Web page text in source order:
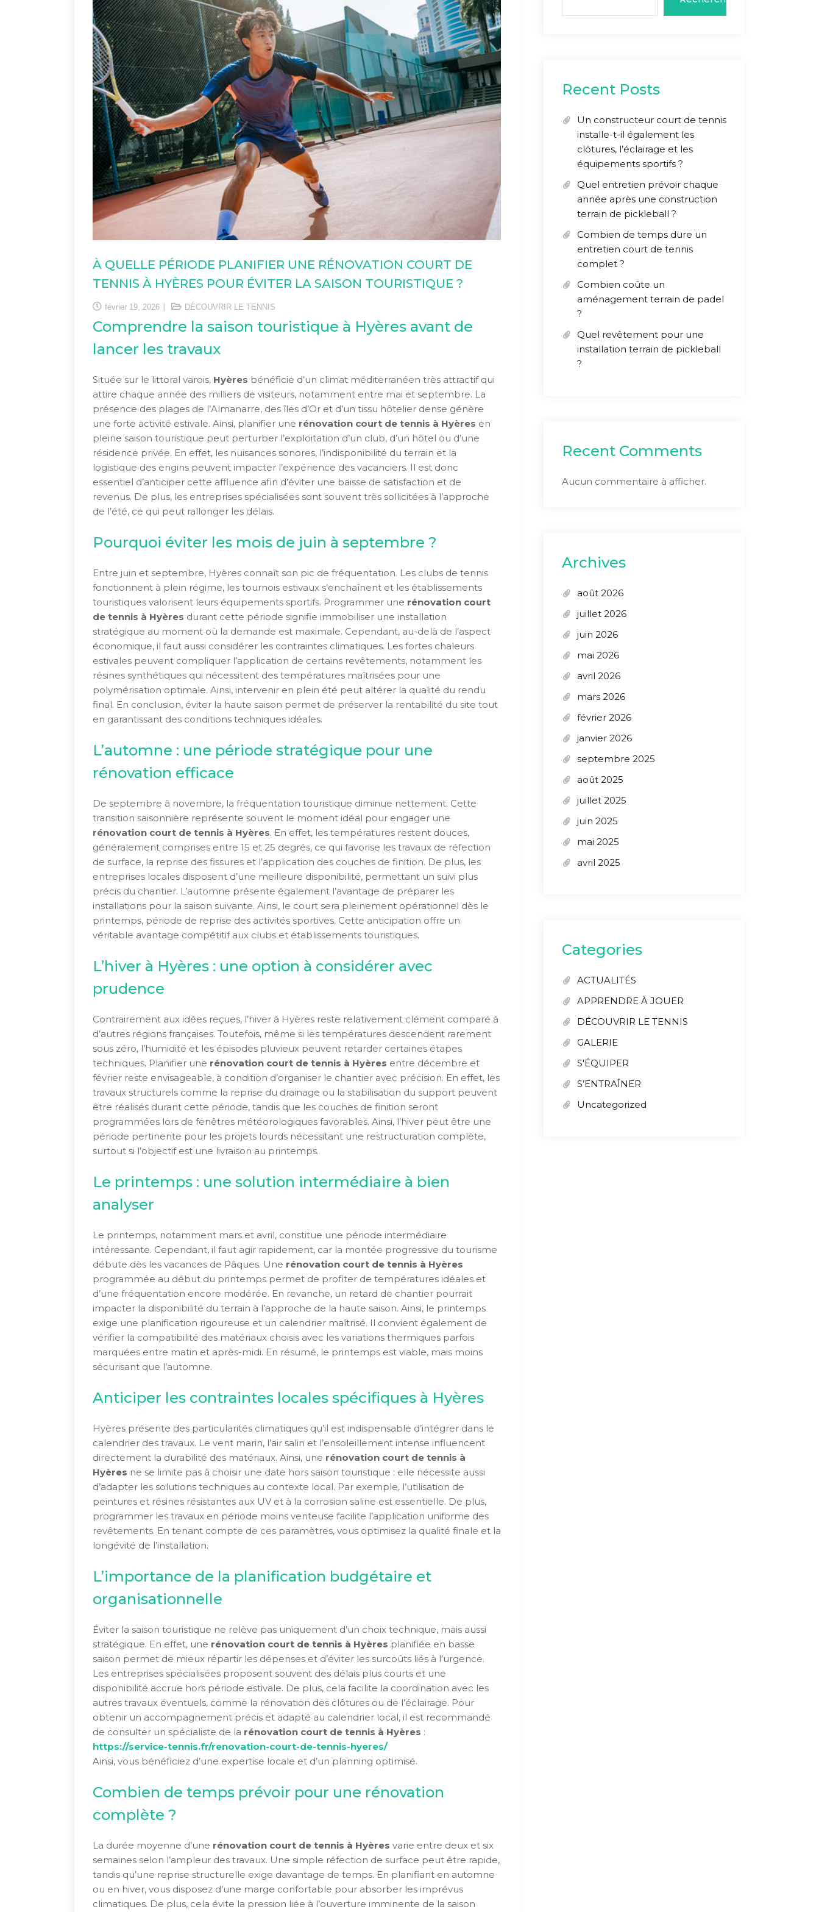
À QUELLE PÉRIODE PLANIFIER UNE RÉNOVATION COURT DE
TENNIS À HYÈRES POUR ÉVITER LA SAISON TOURISTIQUE ?
février 19, 2026 DÉCOUVRIR LE TENNIS
Comprendre la saison touristique à Hyères avant de
lancer les travaux
Située sur le littoral varois, Hyères bénéficie d’un climat méditerranéen très attractif qui
attire chaque année des milliers de visiteurs, notamment entre mai et septembre. La
présence des plages de l’Almanarre, des îles d’Or et d’un tissu hôtelier dense génère
une forte activité estivale. Ainsi, planifier une rénovation court de tennis à Hyères en
pleine saison touristique peut perturber l’exploitation d’un club, d’un hôtel ou d’une
résidence privée. En effet, les nuisances sonores, l’indisponibilité du terrain et la
logistique des engins peuvent impacter l’expérience des vacanciers. Il est donc
essentiel d’anticiper cette affluence afin d’éviter une baisse de satisfaction et de
revenus. De plus, les entreprises spécialisées sont souvent très sollicitées à l’approche
de l’été, ce qui peut rallonger les délais.
Pourquoi éviter les mois de juin à septembre ?
Entre juin et septembre, Hyères connaît son pic de fréquentation. Les clubs de tennis
fonctionnent à plein régime, les tournois estivaux s’enchaînent et les établissements
touristiques valorisent leurs équipements sportifs. Programmer une rénovation court
de tennis à Hyères durant cette période signifie immobiliser une installation
stratégique au moment où la demande est maximale. Cependant, au-delà de l’aspect
économique, il faut aussi considérer les contraintes climatiques. Les fortes chaleurs
estivales peuvent compliquer l’application de certains revêtements, notamment les
résines synthétiques qui nécessitent des températures maîtrisées pour une
polymérisation optimale. Ainsi, intervenir en plein été peut altérer la qualité du rendu
final. En conclusion, éviter la haute saison permet de préserver la rentabilité du site tout
en garantissant des conditions techniques idéales.
L’automne : une période stratégique pour une
rénovation efficace
De septembre à novembre, la fréquentation touristique diminue nettement. Cette
transition saisonnière représente souvent le moment idéal pour engager une
rénovation court de tennis à Hyères. En effet, les températures restent douces,
généralement comprises entre 15 et 25 degrés, ce qui favorise les travaux de réfection
de surface, la reprise des fissures et l’application des couches de finition. De plus, les
entreprises locales disposent d’une meilleure disponibilité, permettant un suivi plus
précis du chantier. L’automne présente également l’avantage de préparer les
installations pour la saison suivante. Ainsi, le court sera pleinement opérationnel dès le
printemps, période de reprise des activités sportives. Cette anticipation offre un
véritable avantage compétitif aux clubs et établissements touristiques.
L’hiver à Hyères : une option à considérer avec
prudence
Contrairement aux idées reçues, l’hiver à Hyères reste relativement clément comparé à
d’autres régions françaises. Toutefois, même si les températures descendent rarement
sous zéro, l’humidité et les épisodes pluvieux peuvent retarder certaines étapes
techniques. Planifier une rénovation court de tennis à Hyères entre décembre et
février reste envisageable, à condition d’organiser le chantier avec précision. En effet, les
travaux structurels comme la reprise du drainage ou la stabilisation du support peuvent
être réalisés durant cette période, tandis que les couches de finition seront
programmées lors de fenêtres météorologiques favorables. Ainsi, l’hiver peut être une
période pertinente pour les projets lourds nécessitant une restructuration complète,
surtout si l’objectif est une livraison au printemps.
Le printemps : une solution intermédiaire à bien
analyser
Le printemps, notamment mars et avril, constitue une période intermédiaire
intéressante. Cependant, il faut agir rapidement, car la montée progressive du tourisme
débute dès les vacances de Pâques. Une rénovation court de tennis à Hyères
programmée au début du printemps permet de profiter de températures idéales et
d’une fréquentation encore modérée. En revanche, un retard de chantier pourrait
impacter la disponibilité du terrain à l’approche de la haute saison. Ainsi, le printemps
exige une planification rigoureuse et un calendrier maîtrisé. Il convient également de
vérifier la compatibilité des matériaux choisis avec les variations thermiques parfois
marquées entre matin et après-midi. En résumé, le printemps est viable, mais moins
sécurisant que l’automne.
Anticiper les contraintes locales spécifiques à Hyères
Hyères présente des particularités climatiques qu’il est indispensable d’intégrer dans le
calendrier des travaux. Le vent marin, l’air salin et l’ensoleillement intense influencent
directement la durabilité des matériaux. Ainsi, une rénovation court de tennis à
Hyères ne se limite pas à choisir une date hors saison touristique : elle nécessite aussi
d’adapter les solutions techniques au contexte local. Par exemple, l’utilisation de
peintures et résines résistantes aux UV et à la corrosion saline est essentielle. De plus,
programmer les travaux en période moins venteuse facilite l’application uniforme des
revêtements. En tenant compte de ces paramètres, vous optimisez la qualité finale et la
longévité de l’installation.
L’importance de la planification budgétaire et
organisationnelle
Éviter la saison touristique ne relève pas uniquement d’un choix technique, mais aussi
stratégique. En effet, une rénovation court de tennis à Hyères planifiée en basse
saison permet de mieux répartir les dépenses et d’éviter les surcoûts liés à l’urgence.
Les entreprises spécialisées proposent souvent des délais plus courts et une
disponibilité accrue hors période estivale. De plus, cela facilite la coordination avec les
autres travaux éventuels, comme la rénovation des clôtures ou de l’éclairage. Pour
obtenir un accompagnement précis et adapté au calendrier local, il est recommandé
de consulter un spécialiste de la rénovation court de tennis à Hyères :
https://service-tennis.fr/renovation-court-de-tennis-hyeres/
Ainsi, vous bénéficiez d’une expertise locale et d’un planning optimisé.
Combien de temps prévoir pour une rénovation
complète ?
La durée moyenne d’une rénovation court de tennis à Hyères varie entre deux et six
semaines selon l’ampleur des travaux. Une simple réfection de surface peut être rapide,
tandis qu’une reprise structurelle exige davantage de temps. En planifiant en automne
ou en hiver, vous disposez d’une marge confortable pour absorber les imprévus
climatiques. De plus, cela évite la pression liée à l’ouverture imminente de la saison
Recent Posts
Un constructeur court de tennis
installe-t-il également les
clôtures, l’éclairage et les
équipements sportifs ?
Quel entretien prévoir chaque
année après une construction
terrain de pickleball ?
Combien de temps dure un
entretien court de tennis
complet ?
Combien coûte un
aménagement terrain de padel
?
Quel revêtement pour une
installation terrain de pickleball
?
Recent Comments
Aucun commentaire à afficher.
Archives
août 2026
juillet 2026
juin 2026
mai 2026
avril 2026
mars 2026
février 2026
janvier 2026
septembre 2025
août 2025
juillet 2025
juin 2025
mai 2025
avril 2025
Categories
ACTUALITÉS
APPRENDRE À JOUER
DÉCOUVRIR LE TENNIS
GALERIE
S'ÉQUIPER
S’ENTRAÎNER
Uncategorized